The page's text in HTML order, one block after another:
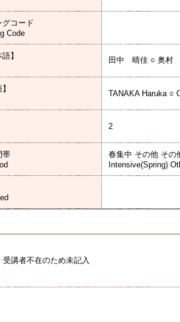
グコード
Code
】
田中 晴佳 ○ 奥村
TANAKA Haruka ○
2
帯
春集中 その他 その
Intensive(Spring)
受講者不在のため未記入